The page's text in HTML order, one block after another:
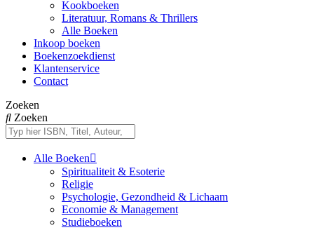
Kookboeken
Literatuur, Romans & Thrillers
Alle Boeken
Inkoop boeken
Boekenzoekdienst
Klantenservice
Contact
Zoeken
Zoeken
Alle Boeken
Spiritualiteit & Esoterie
Religie
Psychologie, Gezondheid & Lichaam
Economie & Management
Studieboeken